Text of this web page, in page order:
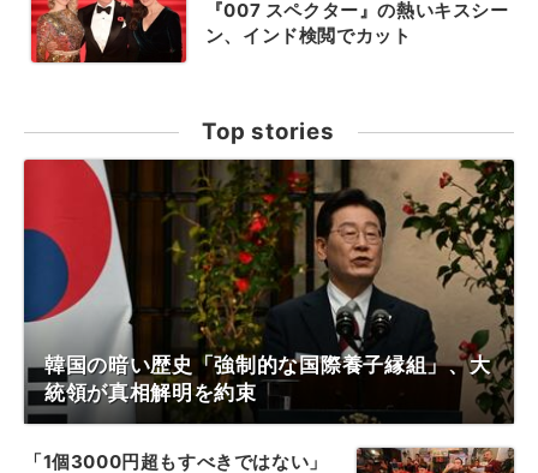
『007 スペクター』の熱いキスシー
ン、インド検閲でカット
Top stories
韓国の暗い歴史「強制的な国際養子縁組」、大
統領が真相解明を約束
「1個3000円超もすべきではない」